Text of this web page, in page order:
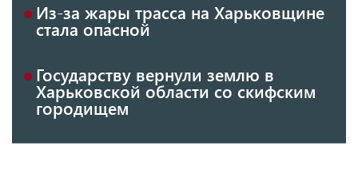
Из-за жары трасса на Харьковщине
стала опасной
Государству вернули землю в
Харьковской области со скифским
городищем